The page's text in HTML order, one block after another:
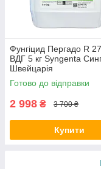
Фунгіцид Пергадо R
ВДГ 5 кг Syngenta
Швейцарія
Готово до відправки
2 998 ₴ 3 700 ₴
Купити